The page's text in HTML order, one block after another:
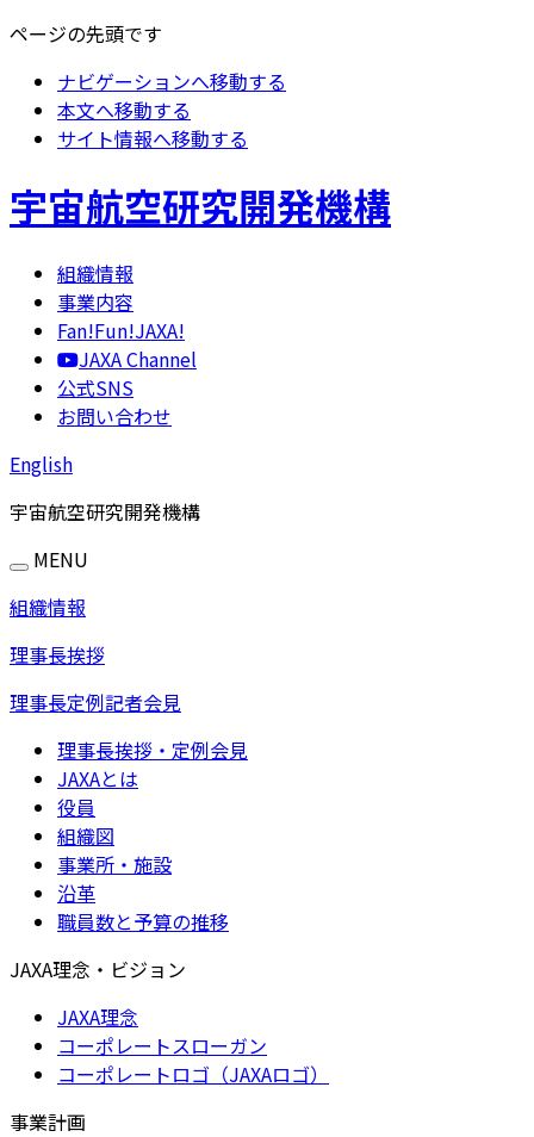
ページの先頭です
ナビゲーションへ移動する
本文へ移動する
サイト情報へ移動する
宇宙航空研究開発機構
組織情報
事業内容
Fan!Fun!JAXA!
JAXA Channel
公式SNS
お問い合わせ
English
宇宙航空研究開発機構
MENU
組織情報
理事長挨拶
理事長定例記者会見
理事長挨拶・定例会見
JAXAとは
役員
組織図
事業所・施設
沿革
職員数と予算の推移
JAXA理念・ビジョン
JAXA理念
コーポレートスローガン
コーポレートロゴ（JAXAロゴ）
事業計画